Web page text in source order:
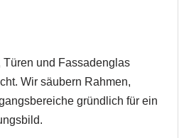
Türen und Fassadenglas
Wir säubern Rahmen,
gründlich für ein